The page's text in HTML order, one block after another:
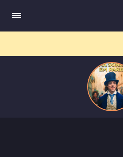
Paris
meio a círculos aristocráticos e reais.